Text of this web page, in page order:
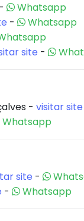
-
Whatsapp
-
Whatsapp
site -
- visitar site
Whatsapp
site -
- Whatsapp